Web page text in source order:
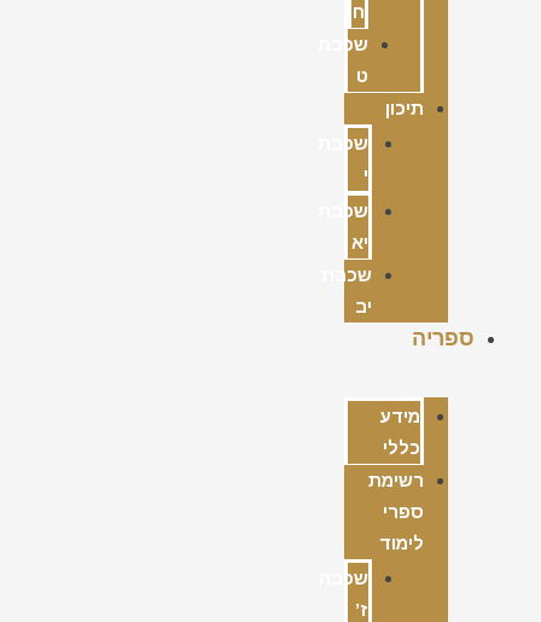
ח
שכבת
ט
תיכון
שכבת
י
שכבת
יא
שכבת
יב
ספריה
מידע
כללי
רשימת
ספרי
לימוד
שכבה
ז’